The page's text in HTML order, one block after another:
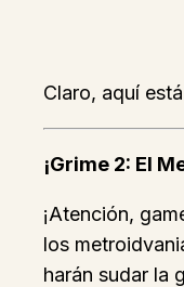
Claro, aquí
¡Grime 2: El
¡Atención,
los
harán sudar la